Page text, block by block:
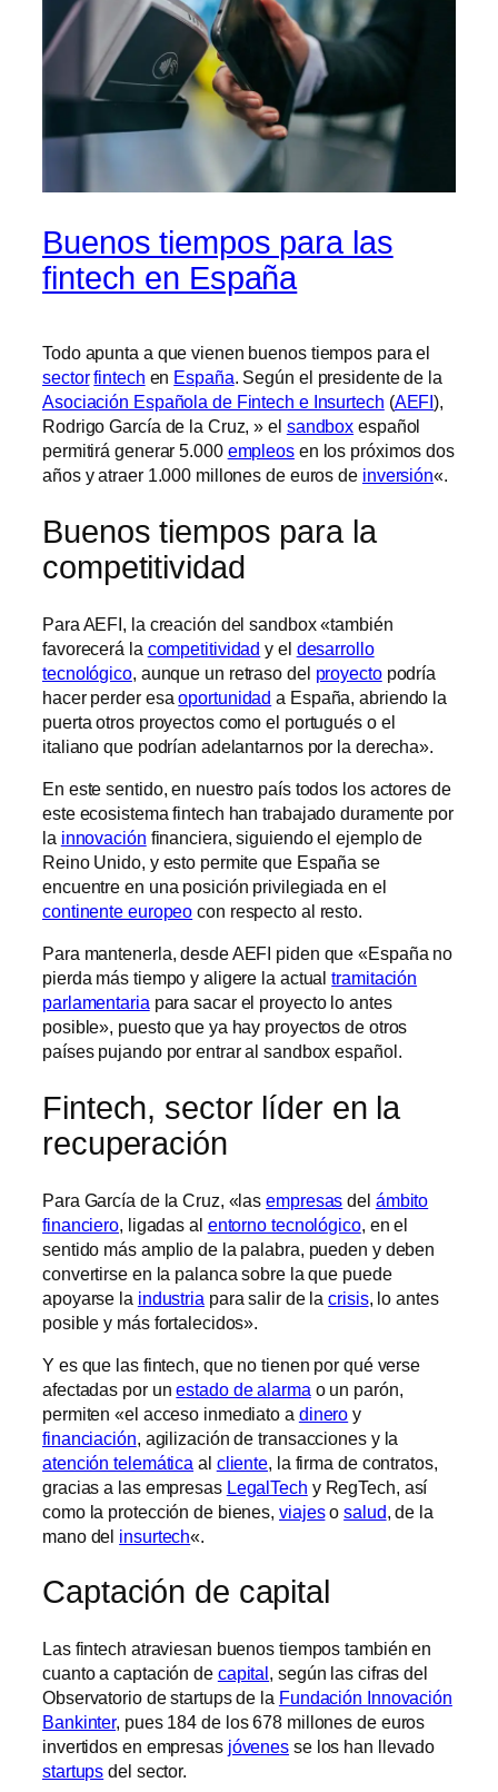
Buenos tiempos para las
fintech en España
Todo apunta a que vienen buenos tiempos para el
sector fintech en España. Según el presidente de la
Asociación Española de Fintech e Insurtech (AEFI),
Rodrigo García de la Cruz, » el sandbox español
permitirá generar 5.000 empleosen los próximos dos
años y atraer 1.000 millones de euros de inversión«.
Buenos tiempos para la
competitividad
Para AEFI, la creación del sandbox «también
favorecerá la competitividad y el desarrollo
tecnológico, aunque un retraso del proyectopodría
hacer perder esaoportunidad a España, abriendo la
puerta otros proyectos como el portugués o el
italiano que podrían adelantarnos por la derecha».
En este sentido, en nuestro país todos los actores de
este ecosistema fintech han trabajado duramente por
la innovación financiera, siguiendo el ejemplo de
Reino Unido, y esto permite que España se
encuentre en una posición privilegiada en el
continente europeo con respecto al resto.
Para mantenerla, desde AEFI piden que «España no
pierda más tiempo y aligere la actualtramitación
parlamentaria para sacar el proyecto lo antes
posible», puesto que ya hay proyectos de otros
países pujando por entrar al sandbox español.
Fintech, sector líder en la
recuperación
Para García de la Cruz, «lasempresas del ámbito
financiero , ligadas al entorno tecnológico, en el
sentido más amplio de la palabra, pueden y deben
convertirse en la palanca sobre la que puede
apoyarse la industria para salir de lacrisis, lo antes
posible y más fortalecidos».
Y es que las fintech, que no tienen por qué verse
afectadas por unestado de alarma o un parón,
permiten «el acceso inmediato a dinero y
financiación, agilización de transacciones y la
atención telemática al cliente, la firma de contratos,
gracias a las empresas LegalTech y RegTech, así
como la protección de bienes, viajesosalud, de la
mano del insurtech«.
Captación de capital
Las fintech atraviesan buenos tiempos también en
cuanto a captación de capital, según las cifras del
Observatorio de startups de la Fundación Innovación
Bankinter, pues 184 de los 678 millones de euros
invertidos en empresas jóvenes se los han llevado
startups del sector.